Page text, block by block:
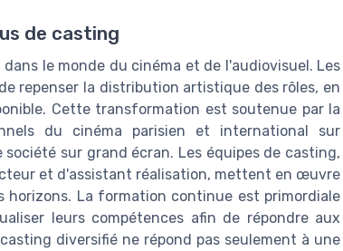
de casting
le monde du cinéma et de l'audiovisuel. Les
repenser la distribution artistique des rôles, en
Cette transformation est soutenue par la
du cinéma parisien et international sur
sur grand écran. Les équipes de casting,
et d'assistant réalisation, mettent en œuvre
La formation continue est primordiale
leurs compétences afin de répondre aux
diversifié ne répond pas seulement à une